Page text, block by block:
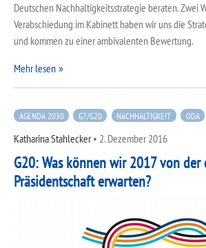
Deutschen Nachhaltigkeitsstrategie beraten. Zwei
Verabschiedung im Kabinett haben wir uns die
und kommen zu einer ambivalenten Bewertung.
Mehr lesen
AGENDA 2030 G7/G20 NACHHALTIGKEIT ODA
Katharina Stahlecker• 2. Dezember 2016
G20: Was können wir 2017 von der
Präsidentschaft erwarten?